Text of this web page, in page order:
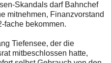
Skandals darf Bahnchef
mitnehmen, Finanzvorstand
fache bekommen.
Tiefensee, der die
mitbeschlossen hatte,